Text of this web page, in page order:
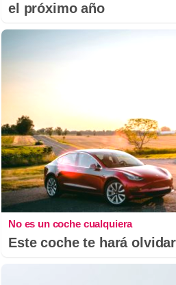
el próximo año
No es un coche cualquiera
Este coche te hará